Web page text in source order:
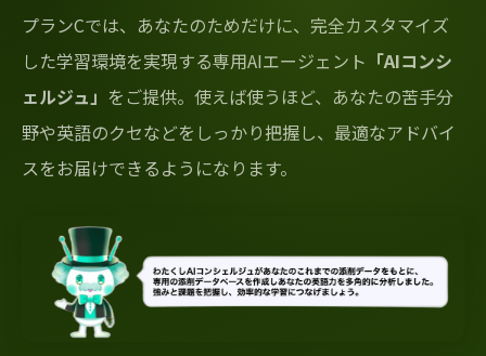
プランCでは、あなたのためだけに、完全カスタマイズ
した学習環境を実現する専用AIエージェント 「AIコンシ
ェルジュ」 をご提供。使えば使うほど、あなたの苦手分
野や英語のクセなどをしっかり把握し、最適なアドバイ
スをお届けできるようになります。